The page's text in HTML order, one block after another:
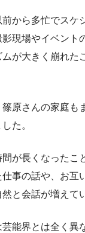
から多忙でスケ
現場やイベント
が大きく崩れた
原さんの家庭も
た。
が長くなったこ
事の話や、お互
と会話が増えて
能界とは全く異